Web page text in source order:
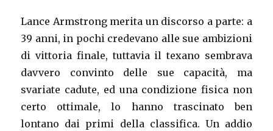
Lance Armstrong merita un discorso a parte: a
39 anni, in pochi credevano alle sue ambizioni
di vittoria finale, tuttavia il texano sembrava
davvero convinto delle sue capacità, ma
svariate cadute, ed una condizione fisica non
certo ottimale, lo hanno trascinato ben
lontano dai primi della classifica. Un addio